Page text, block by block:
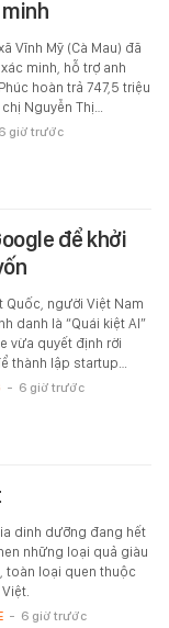
Vĩnh Mỹ (Cà Mau) đã
minh, hỗ trợ anh
hoàn trả 747,5 triệu
Nguyễn Thị…
6 giờ trước
để khởi
Quốc, người Việt Nam
danh là “Quái kiệt AI”
vừa quyết định rời
thành lập startup…
- 6 giờ trước
dinh dưỡng đang hết
những loại quả giàu
toàn loại quen thuộc
- 6 giờ trước